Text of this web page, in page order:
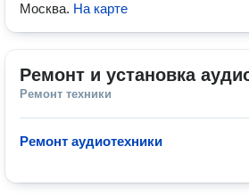
Москва. На карте
Ремонт и установка
Ремонт техники
Ремонт аудиотехники